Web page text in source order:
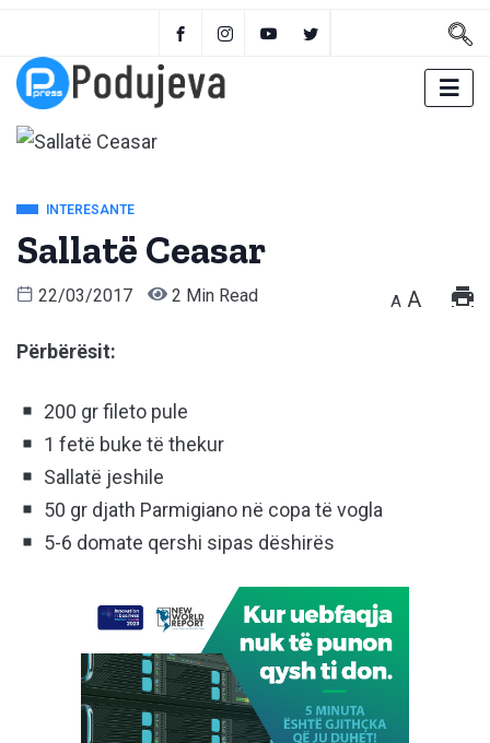
INTERESANTE
Sallatë Ceasar
22/03/2017 2 Min Read A A
Përbërësit:
200 gr fileto pule
1 fetë buke të thekur
Sallatë jeshile
50 gr djath Parmigiano në copa të vogla
5-6 domate qershi sipas dëshirës